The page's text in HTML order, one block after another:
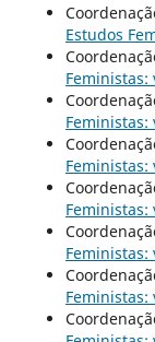
Estudos
Feministas:
Feministas:
Feministas:
Feministas:
Feministas:
Feministas: